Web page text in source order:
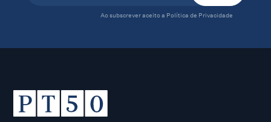
Ao subscrever aceito a Política de Privacidade